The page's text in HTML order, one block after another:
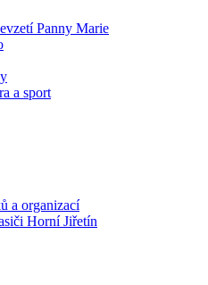
Panny Marie
a sport
a organizací
Horní Jiřetín